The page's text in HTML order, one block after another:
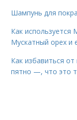
Шампунь для
Как используется
Мускатный орех и
Как избавиться
пятно —, что это